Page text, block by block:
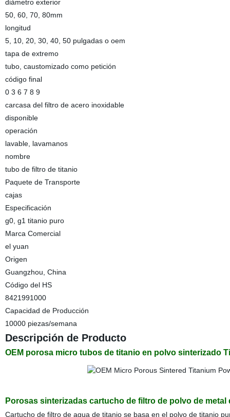
diámetro exterior
50, 60, 70, 80mm
longitud
5, 10, 20, 30, 40, 50 pulgadas o oem
tapa de extremo
tubo, caustomizado como petición
código final
0 3 6 7 8 9
carcasa del filtro de acero inoxidable
disponible
operación
lavable, lavamanos
nombre
tubo de filtro de titanio
Paquete de Transporte
cajas
Especificación
g0, g1 titanio puro
Marca Comercial
el yuan
Origen
Guangzhou, China
Código del HS
8421991000
Capacidad de Producción
10000 piezas/semana
Descripción de Producto
OEM porosa micro tubos de titanio en polvo sinterizado
Porosas sinterizadas cartucho de filtro de polvo de
Cartucho de filtro de agua de titanio se basa en el polvo de titanio